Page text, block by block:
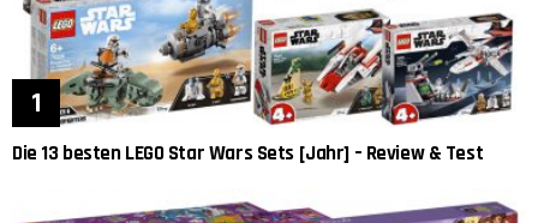
Die 13 besten LEGO Star Wars Sets [Jahr] – Review & Test